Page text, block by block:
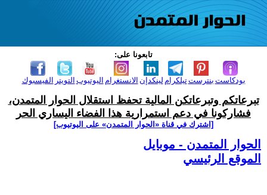
تابعونا على:
الفيسبوك التويتر اليوتيوب الانستغرام لينكدإن تيلكرامبنترست بودكاست
تبرعاتكم وتبرعاتكن المالية تحفظ استقلال الحوار المتمدن،
فشاركونا في دعم استمرارية هذا الفضاء اليساري الحر
[اشترك في قناة ‫«الحوار المتمدن» على اليوتيوب]
الحوار المتمدن - موبايل
الموقع الرئيسي